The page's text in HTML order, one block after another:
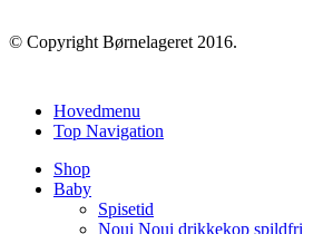
© Copyright Børnelageret 2016.
Hovedmenu
Top Navigation
Shop
Baby
Spisetid
Noui Noui drikkekop spildfri